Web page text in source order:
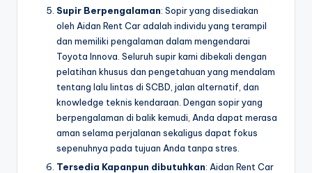
Supir Berpengalaman: Sopir yang disediakan
oleh Aidan Rent Car adalah individu yang terampil
dan memiliki pengalaman dalam mengendarai
Toyota Innova. Seluruh supir kami dibekali dengan
pelatihan khusus dan pengetahuan yang mendalam
tentang lalu lintas di SCBD, jalan alternatif, dan
knowledge teknis kendaraan. Dengan sopir yang
berpengalaman di balik kemudi, Anda dapat merasa
aman selama perjalanan sekaligus dapat fokus
sepenuhnya pada tujuan Anda tanpa stres.
Tersedia Kapanpun dibutuhkan: Aidan Rent Car